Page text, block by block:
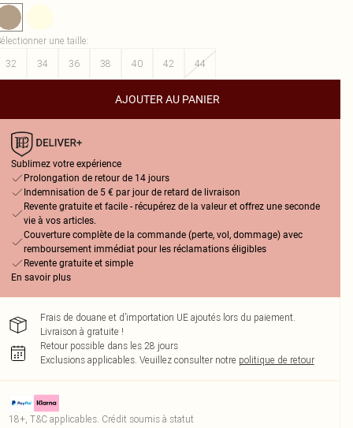
une taille:
32
34 36 38 40 42 44
AJOUTER AU PANIER
Sublimez votre expérience
Prolongation de retour de 14 jours
Indemnisation de 5 € par jour de retard de livraison
Revente gratuite et facile - récupérez de la valeur et offrez une seconde
vie à vos articles.
Couverture complète de la commande (perte, vol, dommage) avec
remboursement immédiat pour les réclamations éligibles
Revente gratuite et simple
En savoir plus
Frais de douane et d’importation UE ajoutés lors du paiement.
Livraison à gratuite !
Retour possible dans les 28 jours
Exclusions applicables. Veuillez consulter notre politique de retour
18+, T&C applicables. Crédit soumis à statut